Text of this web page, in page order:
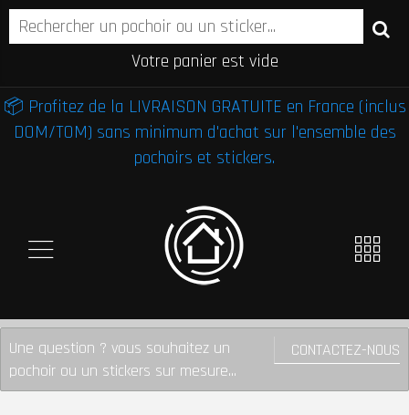
Votre panier est vide
📦 Profitez de la LIVRAISON GRATUITE en France (inclus
DOM/TOM) sans minimum d'achat sur l'ensemble des
pochoirs et stickers.
CONTACTEZ-NOUS
Une question ? vous souhaitez un
pochoir ou un stickers sur mesure...